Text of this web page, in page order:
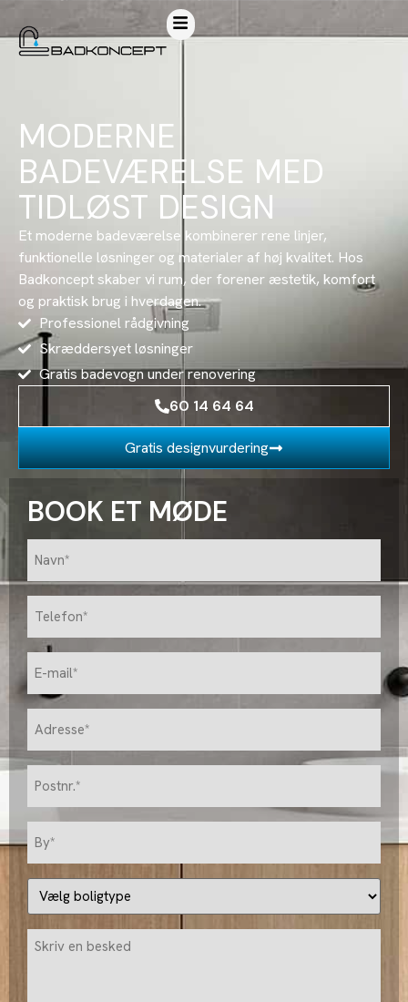
MODERNE
BADEVÆRELSE MED
TIDLØST DESIGN
Et moderne badeværelse kombinerer rene linjer,
funktionelle løsninger og materialer af høj kvalitet. Hos
Badkoncept skaber vi rum, der forener æstetik, komfort
og praktisk brug i hverdagen.
Professionel rådgivning
Skræddersyet løsninger
Gratis badevogn under renovering
60 14 64 64
Gratis designvurdering
BOOK ET MØDE
Navn*
(Påkrævet)
Telefon
(Påkrævet)
E-
mail
Adresse
(Påkrævet)
postnr
(Påkrævet)
by
(Påkrævet)
Vælg
boligtype
(Påkrævet)
Besked